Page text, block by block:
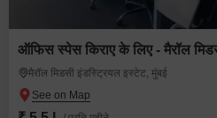
ऑफिस स्पेस किराए के लिए - मैरॉल
मैरॉल मिडसी इंडस्ट्रियल इस्टेट, मुंबई